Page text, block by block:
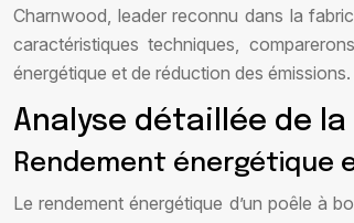
Charnwood, leader reconnu dans la
caractéristiques techniques,
énergétique et de réduction des émissions.
Analyse détaillée de
Rendement énergétique
Le rendement énergétique d’un poêle à